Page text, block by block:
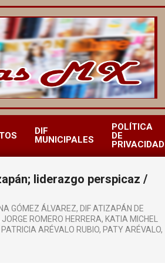
DIF
MUNICIPALES
POLÍTICA
DE
PRIVACIDAD
liderazgo perspicaz /
GÓMEZ ÁLVAREZ, DIF ATIZAPÁN DE
JORGE ROMERO HERRERA, KATIA MICHEL
PATRICIA ARÉVALO RUBIO, PATY ARÉVALO,